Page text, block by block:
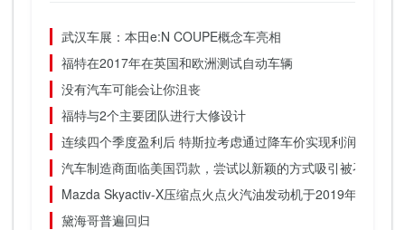
武汉车展：本田e:N COUPE概念车亮相
福特在2017年在英国和欧洲测试自动车辆
没有汽车可能会让你沮丧
福特与2个主要团队进行大修设计
连续四个季度盈利后 特斯拉考虑通过降车价实现利润进一步
汽车制造商面临美国罚款，尝试以新颖的方式吸引被召回车
Mazda Skyactiv-X压缩点火点火汽油发动机于2019年
黛海哥普遍回归